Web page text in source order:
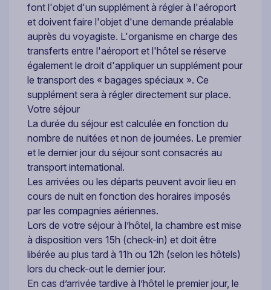
font l'objet d'un supplément à régler à l'aéroport
et doivent faire l'objet d'une demande préalable
auprès du voyagiste. L'organisme en charge des
transferts entre l'aéroport et l'hôtel se réserve
également le droit d'appliquer un supplément pour
le transport des « bagages spéciaux ». Ce
supplément sera à régler directement sur place.
Votre séjour
La durée du séjour est calculée en fonction du
nombre de nuitées et non de journées. Le premier
et le dernier jour du séjour sont consacrés au
transport international.
Les arrivées ou les départs peuvent avoir lieu en
cours de nuit en fonction des horaires imposés
par les compagnies aériennes.
Lors de votre séjour à l’hôtel, la chambre est mise
à disposition vers 15h (check-in) et doit être
libérée au plus tard à 11h ou 12h (selon les hôtels)
lors du check-out le dernier jour.
En cas d’arrivée tardive à l’hôtel le premier jour, le